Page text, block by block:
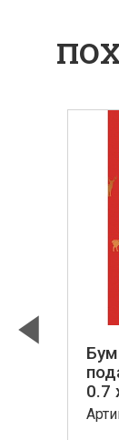
0.7